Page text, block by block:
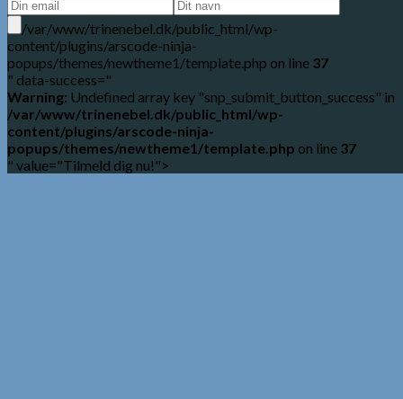
/var/www/trinenebel.dk/public_html/wp-
content/plugins/arscode-ninja-
popups/themes/newtheme1/template.php on line 37
" data-success="
Warning: Undefined array key "snp_submit_button_success" in
/var/www/trinenebel.dk/public_html/wp-
content/plugins/arscode-ninja-
popups/themes/newtheme1/template.php on line 37
" value="Tilmeld dig nu!">